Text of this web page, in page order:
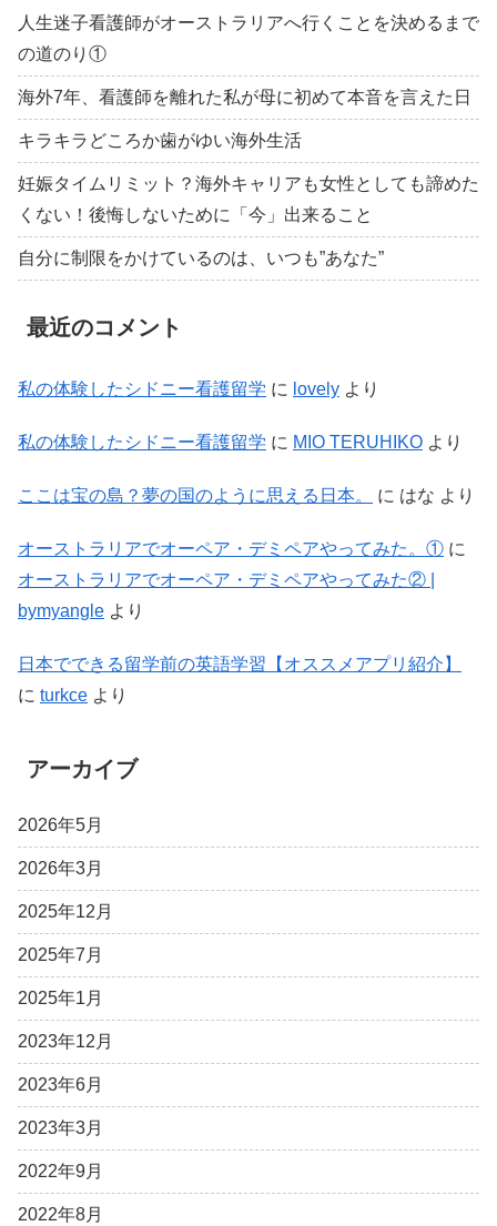
人生迷子看護師がオーストラリアへ行くことを決めるまで
の道のり①
海外7年、看護師を離れた私が母に初めて本音を言えた日
キラキラどころか歯がゆい海外生活
妊娠タイムリミット？海外キャリアも女性としても諦めた
くない！後悔しないために「今」出来ること
自分に制限をかけているのは、いつも”あなた”
最近のコメント
私の体験したシドニー看護留学 に lovely より
私の体験したシドニー看護留学 に MIO TERUHIKO より
ここは宝の島？夢の国のように思える日本。 に はな より
オーストラリアでオーペア・デミペアやってみた。① に
オーストラリアでオーペア・デミペアやってみた② |
bymyangle より
日本でできる留学前の英語学習【オススメアプリ紹介】
に turkce より
アーカイブ
2026年5月
2026年3月
2025年12月
2025年7月
2025年1月
2023年12月
2023年6月
2023年3月
2022年9月
2022年8月